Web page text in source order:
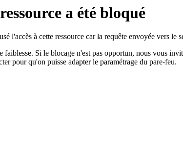
a été bloqué
l'accès à cette ressource car la requête envoyée vers le
faiblesse. Si le blocage n'est pas opportun, nous vous
pour qu'on puisse adapter le paramétrage du pare-feu.